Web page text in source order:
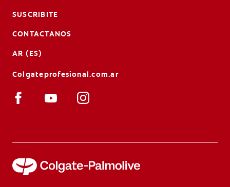
SUSCRIBITE
CONTACTANOS
AR (ES)
Colgateprofesional.com.ar